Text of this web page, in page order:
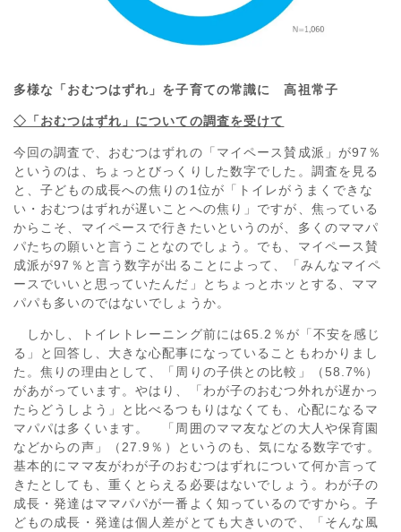
多様な「おむつはずれ」を子育ての常識に 高祖常子
◇「おむつはずれ」についての調査を受けて
今回の調査で、おむつはずれの「マイペース賛成派」が97％
というのは、ちょっとびっくりした数字でした。調査を見る
と、子どもの成長への焦りの1位が「トイレがうまくできな
い・おむつはずれが遅いことへの焦り」ですが、焦っている
からこそ、マイペースで行きたいというのが、多くのママパ
パたちの願いと言うことなのでしょう。でも、マイペース賛
成派が97％と言う数字が出ることによって、「みんなマイペ
ースでいいと思っていたんだ」とちょっとホッとする、ママ
パパも多いのではないでしょうか。
しかし、トイレトレーニング前には65.2％が「不安を感じ
る」と回答し、大きな心配事になっていることもわかりまし
た。焦りの理由として、「周りの子供との比較」（58.7%）
があがっています。やはり、「わが子のおむつ外れが遅かっ
たらどうしよう」と比べるつもりはなくても、心配になるマ
マパパは多くいます。 「周囲のママ友などの大人や保育園
などからの声」（27.9％）というのも、気になる数字です。
基本的にママ友がわが子のおむつはずれについて何か言って
きたとしても、重くとらえる必要はないでしょう。わが子の
成長・発達はママパパが一番よく知っているのですから。子
どもの成長・発達は個人差がとても大きいので、「そんな風